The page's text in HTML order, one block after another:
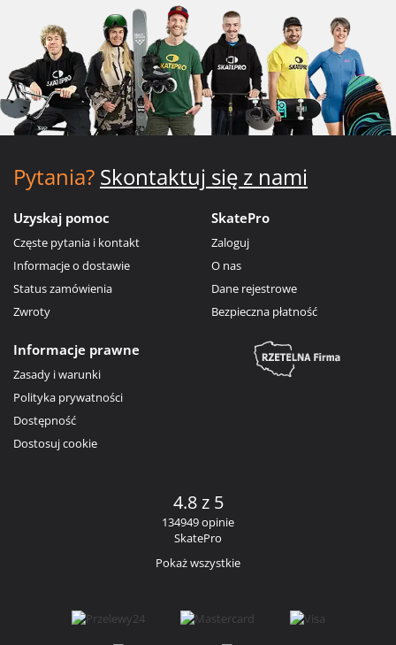
Pytania? Skontaktuj się z nami
Uzyskaj pomoc
Częste pytania i kontakt
Informacje o dostawie
Status zamówienia
Zwroty
SkatePro
Zaloguj
O nas
Dane rejestrowe
Bezpieczna płatność
Informacje prawne
Zasady i warunki
Polityka prywatności
Dostępność
Dostosuj cookie
4.8 z 5
134949 opinie
SkatePro
Pokaż wszystkie